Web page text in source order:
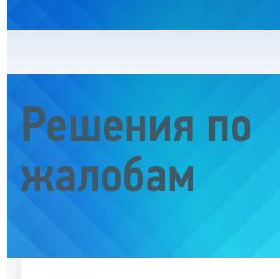
Решения по
жалобам